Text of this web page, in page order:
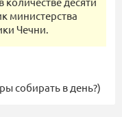
министерства
Чечни.
собирать в день?)